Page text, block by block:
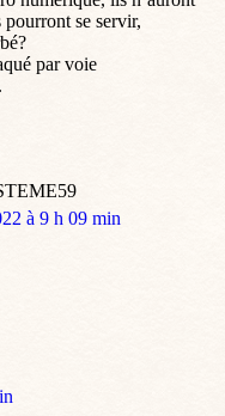
se servir,
par voie
à 9 h 09 min